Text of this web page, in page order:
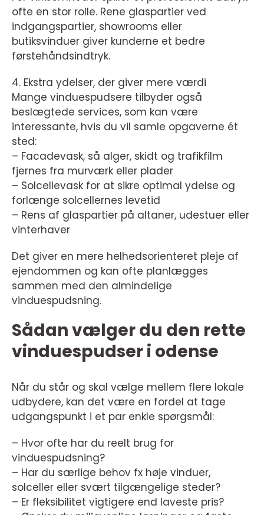
ofte en stor rolle. Rene glaspartier ved
indgangspartier, showrooms eller
butiksvinduer giver kunderne et bedre
førstehåndsindtryk.
4. Ekstra ydelser, der giver mere værdi
Mange vinduespudsere tilbyder også
beslægtede services, som kan være
interessante, hvis du vil samle opgaverne ét
sted:
– Facadevask, så alger, skidt og trafikfilm
fjernes fra murværk eller plader
– Solcellevask for at sikre optimal ydelse og
forlænge solcellernes levetid
– Rens af glaspartier på altaner, udestuer eller
vinterhaver
Det giver en mere helhedsorienteret pleje af
ejendommen og kan ofte planlægges
sammen med den almindelige
vinduespudsning.
Sådan vælger du den rette
vinduespudser i odense
Når du står og skal vælge mellem flere lokale
udbydere, kan det være en fordel at tage
udgangspunkt i et par enkle spørgsmål:
– Hvor ofte har du reelt brug for
vinduespudsning?
– Har du særlige behov fx høje vinduer,
solceller eller svært tilgængelige steder?
– Er fleksibilitet vigtigere end laveste pris?